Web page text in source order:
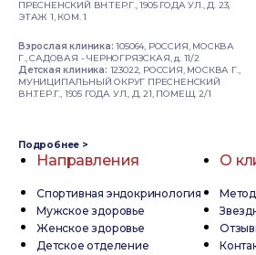
ПРЕСНЕНСКИЙ ВН.ТЕР.Г., 1905 ГОДА УЛ., Д. 23,
ЭТАЖ 1, КОМ. 1
Взрослая клиника: 105064, РОССИЯ, МОСКВА
Г., САДОВАЯ - ЧЕРНОГРЯЗСКАЯ, д. 11/2
Детская клиника: 123022, РОССИЯ, МОСКВА Г.,
МУНИЦИПАЛЬНЫЙ ОКРУГ ПРЕСНЕНСКИЙ
ВН.ТЕР.Г., 1905 ГОДА УЛ., Д. 21, ПОМЕЩ. 2/1
Подробнее >
Направления
Спортивная эндокринология
Мужское здоровье
Женское здоровье
Детское отделение
О
Метод